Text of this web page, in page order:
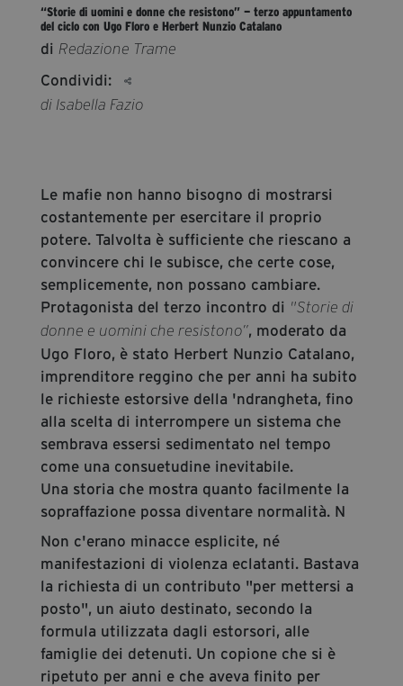
segreteria@tramefestival.it
info@tramefestival.it
“Storie di uomini e donne che resistono” — terzo appuntamento
del ciclo con Ugo Floro e Herbert Nunzio Catalano
di Redazione Trame
Condividi:
di Isabella Fazio
Le mafie non hanno bisogno di mostrarsi
costantemente per esercitare il proprio
potere. Talvolta è sufficiente che riescano a
convincere chi le subisce, che certe cose,
semplicemente, non possano cambiare.
Protagonista del terzo incontro di "Storie di
donne e uomini che resistono”, moderato da
Ugo Floro, è stato Herbert Nunzio Catalano,
imprenditore reggino che per anni ha subito
le richieste estorsive della 'ndrangheta, fino
alla scelta di interrompere un sistema che
sembrava essersi sedimentato nel tempo
come una consuetudine inevitabile.
Una storia che mostra quanto facilmente la
sopraffazione possa diventare normalità. N
Non c'erano minacce esplicite, né
manifestazioni di violenza eclatanti. Bastava
la richiesta di un contributo "per mettersi a
posto", un aiuto destinato, secondo la
formula utilizzata dagli estorsori, alle
famiglie dei detenuti. Un copione che si è
ripetuto per anni e che aveva finito per